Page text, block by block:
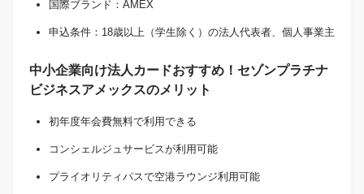
国際ブランド：AMEX
申込条件：18歳以上（学生除く）の法人代表者、個人事業主
中小企業向け法人カードおすすめ！セゾンプラチナ
ビジネスアメックスのメリット
初年度年会費無料で利用できる
コンシェルジュサービスが利用可能
プライオリティパスで空港ラウンジ利用可能